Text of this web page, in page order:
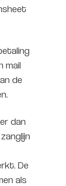
mail
de
dan
De
als